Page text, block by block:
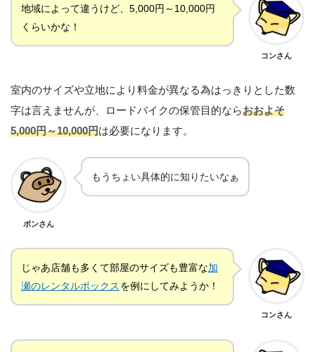
地域によって違うけど、5,000円～10,000円
くらいかな！
コンさん
室内のサイズや立地により料金が異なる為はっきりとした数
字は言えませんが、ロードバイクの保管目的ならおおよそ
5,000円～10,000円は必要になります。
ポンさん
もうちょい具体的に知りたいなぁ
じゃあ店舗も多くて部屋のサイズも豊富な加
瀬のレンタルボックス を例にしてみようか！
コンさん